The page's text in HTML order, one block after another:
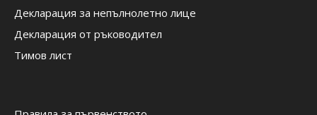
Декларация за непълнолетно лице
Декларация от ръководител
Тимов лист